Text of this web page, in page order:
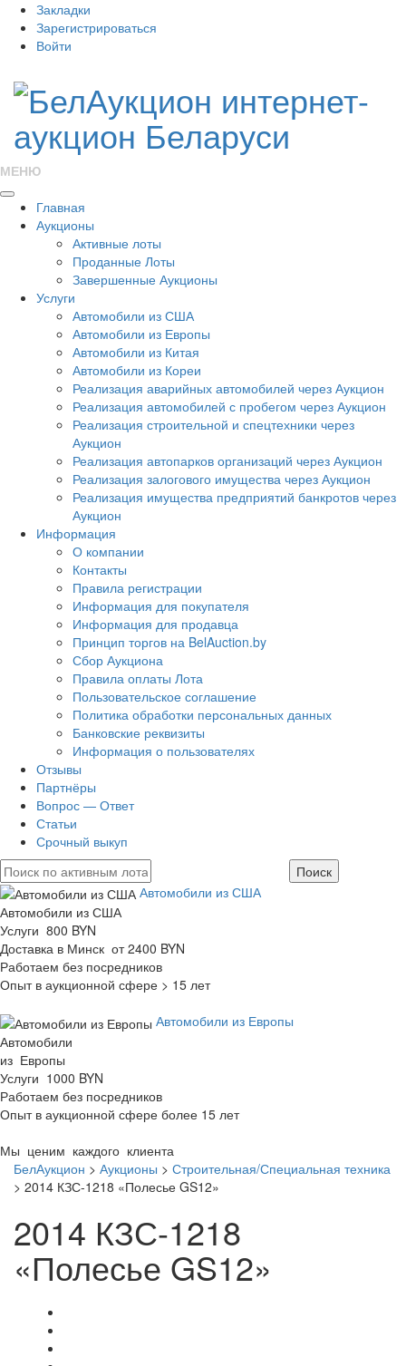
Закладки
Зарегистрироваться
Войти
МЕНЮ
Главная
Аукционы
Активные лоты
Проданные Лоты
Завершенные Аукционы
Услуги
Автомобили из США
Автомобили из Европы
Автомобили из Китая
Автомобили из Кореи
Реализация аварийных автомобилей через Аукцион
Реализация автомобилей с пробегом через Аукцион
Реализация строительной и спецтехники через
Аукцион
Реализация автопарков организаций через Аукцион
Реализация залогового имущества через Аукцион
Реализация имущества предприятий банкротов через
Аукцион
Информация
О компании
Контакты
Правила регистрации
Информация для покупателя
Информация для продавца
Принцип торгов на BelAuction.by
Сбор Аукциона
Правила оплаты Лота
Пользовательское соглашение
Политика обработки персональных данных
Банковские реквизиты
Информация о пользователях
Отзывы
Партнёры
Вопрос — Ответ
Статьи
Срочный выкуп
Автомобили из США
Автомобили из США
Услуги 800 BYN
Доставка в Минск от 2400 BYN
Работаем без посредников
Опыт в аукционной сфере > 15 лет
Автомобили из Европы
Автомобили
из Европы
Услуги 1000 BYN
Работаем без посредников
Опыт в аукционной сфере более 15 лет
Мы ценим каждого клиента
БелАукцион > Аукционы > Строительная/Специальная техника
> 2014 КЗС-1218 «Полесье GS12»
2014 КЗС-1218
«Полесье GS12»